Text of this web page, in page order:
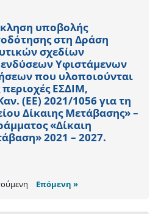
υποβολής
στη Δράση
σχεδίων
Υφιστάμενων
που υλοποιούνται
ΕΣΔΙΜ,
(ΕΕ) 2021/1056 για τη
Δίκαιης Μετάβασης» –
«Δίκαιη
2021 – 2027.
Επόμενη »